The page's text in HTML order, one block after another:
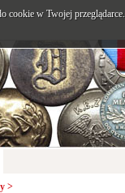
>
cookie w Twojej przeglądarce.